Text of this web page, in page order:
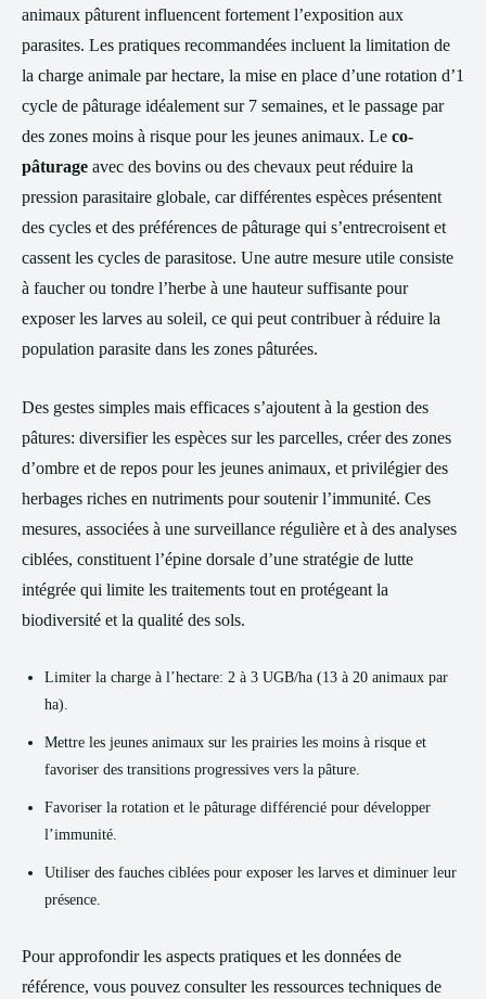
animaux pâturent influencent fortement l’exposition aux
parasites. Les pratiques recommandées incluent la limitation de
la charge animale par hectare, la mise en place d’une rotation d’1
cycle de pâturage idéalement sur 7 semaines, et le passage par
des zones moins à risque pour les jeunes animaux. Le co-
pâturage avec des bovins ou des chevaux peut réduire la
pression parasitaire globale, car différentes espèces présentent
des cycles et des préférences de pâturage qui s’entrecroisent et
cassent les cycles de parasitose. Une autre mesure utile consiste
à faucher ou tondre l’herbe à une hauteur suffisante pour
exposer les larves au soleil, ce qui peut contribuer à réduire la
population parasite dans les zones pâturées.
Des gestes simples mais efficaces s’ajoutent à la gestion des
pâtures: diversifier les espèces sur les parcelles, créer des zones
d’ombre et de repos pour les jeunes animaux, et privilégier des
herbages riches en nutriments pour soutenir l’immunité. Ces
mesures, associées à une surveillance régulière et à des analyses
ciblées, constituent l’épine dorsale d’une stratégie de lutte
intégrée qui limite les traitements tout en protégeant la
biodiversité et la qualité des sols.
Limiter la charge à l’hectare: 2 à 3 UGB/ha (13 à 20 animaux par
ha).
Mettre les jeunes animaux sur les prairies les moins à risque et
favoriser des transitions progressives vers la pâture.
Favoriser la rotation et le pâturage différencié pour développer
l’immunité.
Utiliser des fauches ciblées pour exposer les larves et diminuer leur
présence.
Pour approfondir les aspects pratiques et les données de
référence, vous pouvez consulter les ressources techniques de